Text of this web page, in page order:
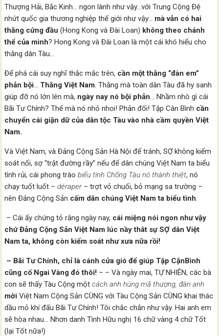
Thượng Hải, Bắc Kinh… ngon lành như vậy…với Trung Cộng Đệ
nhứt quốc gia thương nghiệp thế giới như vậy… mà vẫn có hai
thằng cứng đầu (Hong Kong và Đài Loan) không theo chánh
thể của mình? Hong Kong và Đài Loan là một cái khó hiểu cho
thằng dân Tàu…
Để phá cái suy nghĩ thắc mắc trên, cần một thằng “đàn em”
phản bội… Thằng Việt Nam. Thằng mà toàn dân Tàu đã hy sanh
giúp đỡ nó lớn lên mà, ngày nay nó bội phản… Nhầm nhò gì cái
Bãi Tư Chính? Thế mà nó nhỏ nhoi! Phản đối! Tập Cân Bình cần
chuyển cái giận dữ của dân tộc Tàu vào nhà cầm quyền Việt
Nam.
Và Việt Nam, và Đảng Cộng Sản Hà Nội để tránh, SỢ không kiểm
soát nổi, sợ “trật đường rầy” nếu để dân chúng Việt Nam ta biểu
tình rủi, cái phong tràobiểu tình Chống Tàu nó thành thiệt, nó
chạy tuốt luốt –déraper– trợt vỏ chuối, bỏ mạng sa trường –
nên Đảng Cộng Sản cấm dân chúng Việt Nam ta biểu tình.
– Cái ấy chứng tỏ rằng ngày nay, cái miệng nói ngon như vậy
chứ Đảng Cộng Sản Việt Nam lúc nầy thât sự SỢ dân Việt
Nam ta, không còn kiểm soát như xưa nữa rồi!
– Bãi Tư Chính, chỉ là cánh cửa gió để giúp Tập CậnBình
cũng cố Ngai Vàng đó thôi! – – Và ngày mai, TỰ NHIÊN, các bà
con sẽ thấy Tàu Cộng mộtcách anh hùng mã thượng, đàn anh
mờiViệt Nam Cộng Sản CÙNG với Tàu Cộng Sản CÙNG khai thác
dầu mỏ khí đấu Bãi Tư Chính! Tôi chắc chắn như vậy. Hai anh em
sẽ hòa nhau… Nhơn danh Tình Hữu nghị 16 chữ vàng 4 chữ Tốt
(lại Tốt nữa!)